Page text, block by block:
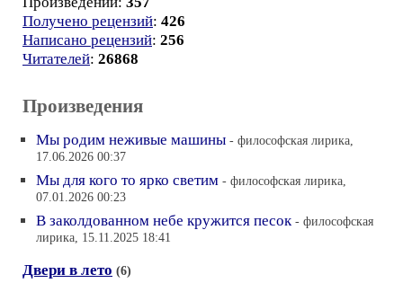
Получено рецензий: 426
Написано рецензий: 256
Читателей: 26868
Произведения
Мы родим неживые машины - философская лирика,
17.06.2026 00:37
Мы для кого то ярко светим - философская лирика,
07.01.2026 00:23
В заколдованном небе кружится песок - философская
лирика, 15.11.2025 18:41
Двери в лето (6)